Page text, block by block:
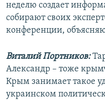
неделю создает
собирают своих
конференции,
Виталий Портников:
Александр – тоже
Крым занимает такое
украинском